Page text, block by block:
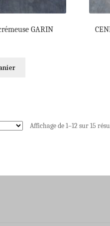
GARIN
Affichage de 1–12 sur 15